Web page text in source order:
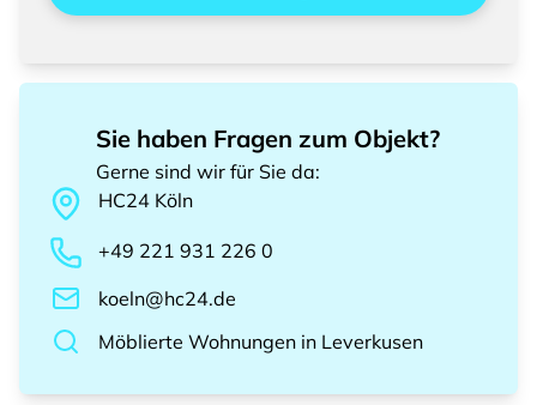
Sie haben Fragen zum Objekt?
Gerne sind wir für Sie da:
HC24 Köln
+49 221 931 226 0
koeln@hc24.de
Möblierte Wohnungen in Leverkusen